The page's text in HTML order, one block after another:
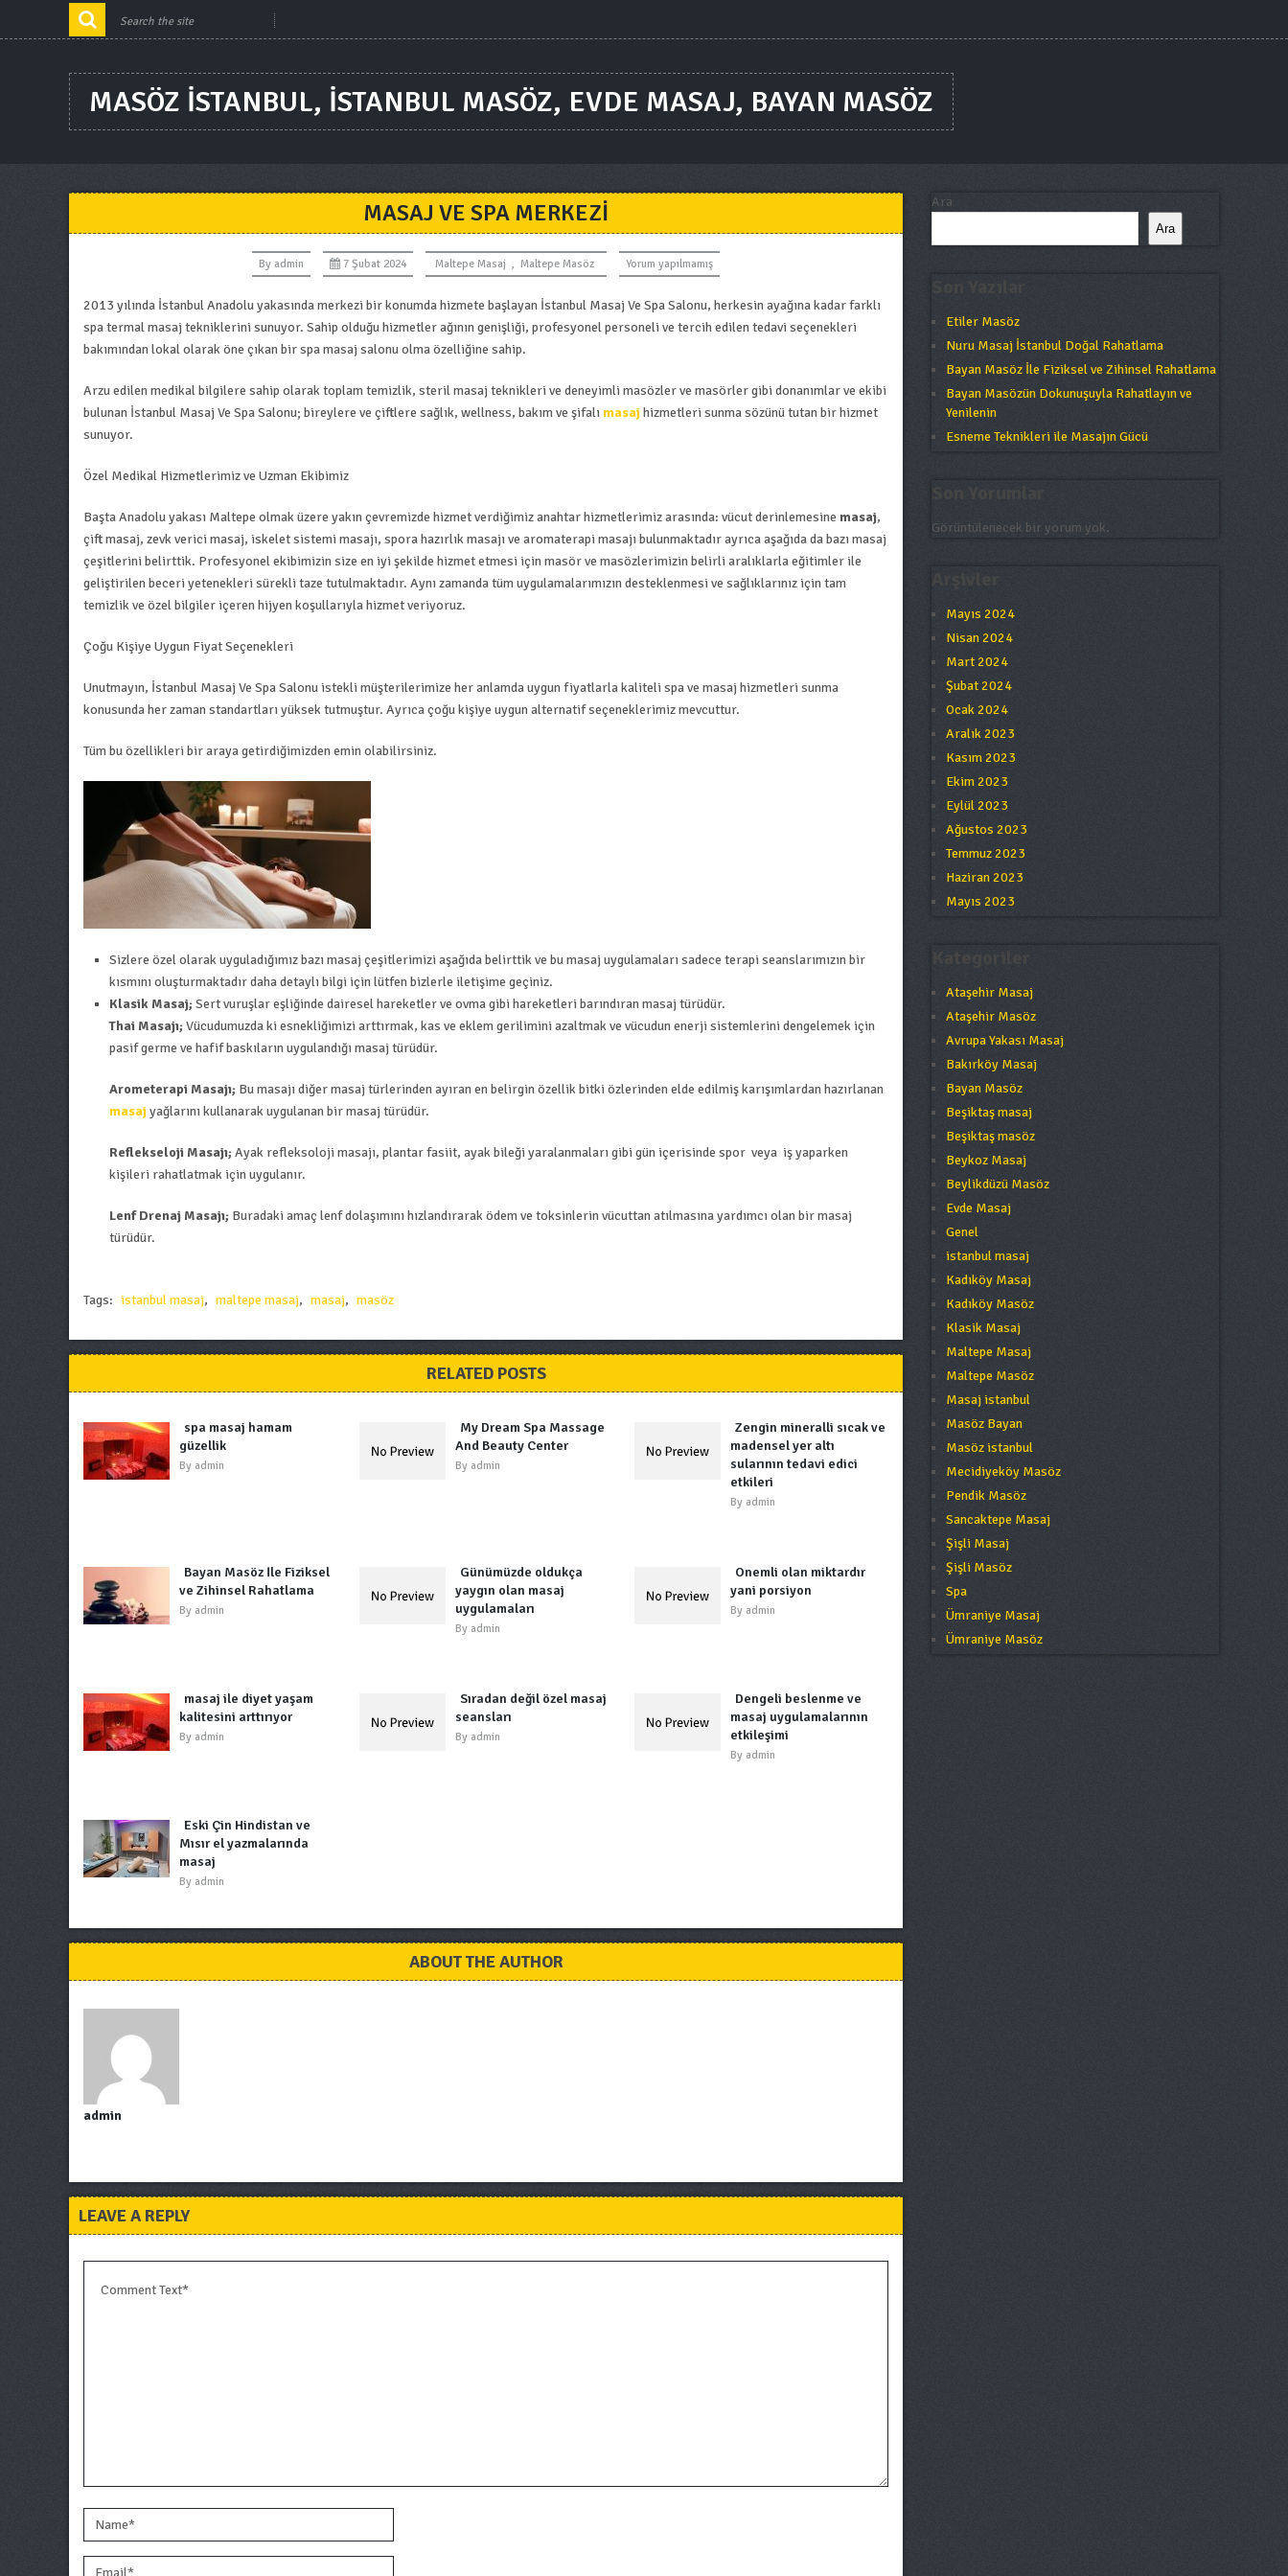
MASÖZ ISTANBUL, ISTANBUL MASÖZ, EVDE MASAJ, BAYAN MASÖZ
MASAJ VE SPA MERKEZI
By admin 7 Şubat 2024 Maltepe Masaj , Maltepe Masöz Yorum yapılmamış
2013 yılında İstanbul Anadolu yakasında merkezi bir konumda hizmete başlayan İstanbul Masaj Ve Spa Salonu, herkesin ayağına kadar farklı
spa termal masaj tekniklerini sunuyor. Sahip olduğu hizmetler ağının genişliği, profesyonel personeli ve tercih edilen tedavi seçenekleri
bakımından lokal olarak öne çıkan bir spa masaj salonu olma özelliğine sahip.
Arzu edilen medikal bilgilere sahip olarak toplam temizlik, steril masaj teknikleri ve deneyimli masözler ve masörler gibi donanımlar ve ekibi
bulunan İstanbul Masaj Ve Spa Salonu; bireylere ve çiftlere sağlık, wellness, bakım ve şifalı masajhizmetleri sunma sözünü tutan bir hizmet
sunuyor.
Özel Medikal Hizmetlerimiz ve Uzman Ekibimiz
Başta Anadolu yakası Maltepe olmak üzere yakın çevremizde hizmet verdiğimiz anahtar hizmetlerimiz arasında: vücut derinlemesine masaj,
çift masaj, zevk verici masaj, iskelet sistemi masajı, spora hazırlık masajı ve aromaterapi masajı bulunmaktadır ayrıca aşağıda da bazı masaj
çeşitlerini belirttik. Profesyonel ekibimizin size en iyi şekilde hizmet etmesi için masör ve masözlerimizin belirli aralıklarla eğitimler ile
geliştirilen beceri yetenekleri sürekli taze tutulmaktadır. Aynı zamanda tüm uygulamalarımızın desteklenmesi ve sağlıklarınız için tam
temizlik ve özel bilgiler içeren hijyen koşullarıyla hizmet veriyoruz.
Çoğu Kişiye Uygun Fiyat Seçenekleri
Unutmayın, İstanbul Masaj Ve Spa Salonu istekli müşterilerimize her anlamda uygun fiyatlarla kaliteli spa ve masaj hizmetleri sunma
konusunda her zaman standartları yüksek tutmuştur. Ayrıca çoğu kişiye uygun alternatif seçeneklerimiz mevcuttur.
Tüm bu özellikleri bir araya getirdiğimizden emin olabilirsiniz.
Sizlere özel olarak uyguladığımız bazı masaj çeşitlerimizi aşağıda belirttik ve bu masaj uygulamaları sadece terapi seanslarımızın bir
kısmını oluşturmaktadır daha detaylı bilgi için lütfen bizlerle iletişime geçiniz.
Klasik Masaj;Sert vuruşlar eşliğinde dairesel hareketler ve ovma gibi hareketleri barındıran masaj türüdür.
Thai Masajı;Vücudumuzda ki esnekliğimizi arttırmak, kas ve eklem gerilimini azaltmak ve vücudun enerji sistemlerini dengelemek için
pasif germe ve hafif baskıların uygulandığı masaj türüdür.
Arometerapi Masajı;Bu masajı diğer masaj türlerinden ayıran en belirgin özellik bitki özlerinden elde edilmiş karışımlardan hazırlanan
masaj yağlarını kullanarak uygulanan bir masaj türüdür.
Reflekseloji Masajı;Ayak refleksoloji masajı, plantar fasiit, ayak bileği yaralanmaları gibi gün içerisinde spor veya iş yaparken
kişileri rahatlatmak için uygulanır.
Lenf Drenaj Masajı;Buradaki amaç lenf dolaşımını hızlandırarak ödem ve toksinlerin vücuttan atılmasına yardımcı olan bir masaj
türüdür.
Tags: istanbul masaj, maltepe masaj, masaj, masöz
RELATED POSTS
spa masaj hamam
güzellik
By admin
My Dream Spa Massage
And Beauty Center
By admin
Zengin mineralli sıcak ve
madensel yer altı
sularının tedavi edici
etkileri
By admin
Bayan Masöz İle Fiziksel
ve Zihinsel Rahatlama
By admin
Günümüzde oldukça
yaygın olan masaj
uygulamaları
By admin
Önemli olan miktardır
yani porsiyon
By admin
masaj ile diyet yaşam
kalitesini arttırıyor
By admin
Sıradan değil özel masaj
seansları
By admin
Dengeli beslenme ve
masaj uygulamalarının
etkileşimi
By admin
Eski Çin Hindistan ve
Mısır el yazmalarında
masaj
By admin
ABOUT THE AUTHOR
admin
LEAVE A REPLY
Ara
Ara
Etiler Masöz
Nuru Masaj İstanbul Doğal Rahatlama
Bayan Masöz İle Fiziksel ve Zihinsel Rahatlama
Bayan Masözün Dokunuşuyla Rahatlayın ve
Yenilenin
Esneme Teknikleri ile Masajın Gücü
Görüntülenecek bir yorum yok.
Mayıs 2024
Nisan 2024
Mart 2024
Şubat 2024
Ocak 2024
Aralık 2023
Kasım 2023
Ekim 2023
Eylül 2023
Ağustos 2023
Temmuz 2023
Haziran 2023
Mayıs 2023
Ataşehir Masaj
Ataşehir Masöz
Avrupa Yakası Masaj
Bakırköy Masaj
Bayan Masöz
Beşiktaş masaj
Beşiktaş masöz
Beykoz Masaj
Beylikdüzü Masöz
Evde Masaj
Genel
istanbul masaj
Kadıköy Masaj
Kadıköy Masöz
Klasik Masaj
Maltepe Masaj
Maltepe Masöz
Masaj istanbul
Masöz Bayan
Masöz istanbul
Mecidiyeköy Masöz
Pendik Masöz
Sancaktepe Masaj
Şişli Masaj
Şişli Masöz
Spa
Ümraniye Masaj
Ümraniye Masöz